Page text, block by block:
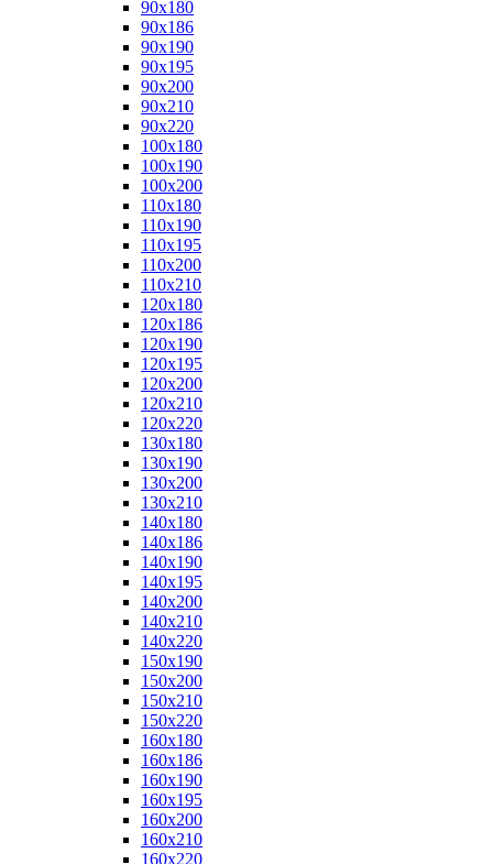
90x180
90x186
90x190
90x195
90x200
90x210
90x220
100x180
100x190
100x200
110x180
110x190
110x195
110x200
110x210
120x180
120x186
120x190
120x195
120x200
120x210
120x220
130x180
130x190
130x200
130x210
140x180
140x186
140x190
140x195
140x200
140x210
140x220
150x190
150x200
150x210
150x220
160x180
160x186
160x190
160x195
160x200
160x210
160x220